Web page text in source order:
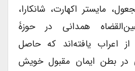
مایستر اکهارت، شانکارا،
همدانی در حوزۀ
اعراب یافته‌اند که حاصل
در بطن ایمان مقبول خویش